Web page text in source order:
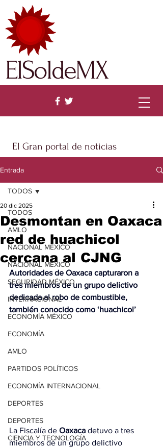
El Gran portal de noticias
ElSoldeMX
Entrada
TODOS
AMLO
NACIONAL MÉXICO
NACIONAL MÉXICO
SEGURIDAD MÉXICO
INTERNACIONAL
ECONOMÍA MÉXICO
ECONOMÍA
AMLO
PARTIDOS POLÍTICOS
ECONOMÍA INTERNACIONAL
DEPORTES
DEPORTES
CIENCIA Y TECNOLOGÍA
TODOS
Desmontan en Oaxaca
red de huachicol
cercana al CJNG
20 dic 2025
Autoridades de Oaxaca capturaron a
tres miembros de un grupo delictivo
dedicada al robo de combustible,
también conocido como ‘huachicol’
La Fiscalía de Oaxaca detuvo a tres
miembros de un grupo delictivo